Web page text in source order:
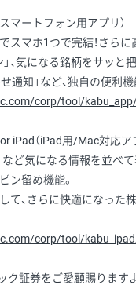
マートフォン用アプリ）
スマホ1つで完結！さら
、気になる銘柄をサッと
通知」など、独自の便利機
corp/tool/
iPad（iPad用/Mac対応ア
」など気になる情報を並べ
ン留め機能。
て、さらに快適になった
corp/tool/
ク証券をご愛顧賜ります